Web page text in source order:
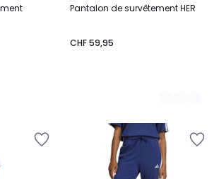
Pantalon de survêtement HER
CHF 59,95
Couleurs